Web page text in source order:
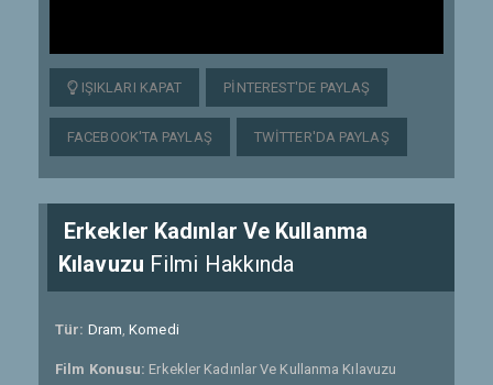
IŞIKLARI KAPAT PINTEREST'DE PAYLAŞ
FACEBOOK'TA PAYLAŞ TWITTER'DA PAYLAŞ
Erkekler Kadınlar Ve Kullanma
Kılavuzu Filmi Hakkında
Tür: Dram,Komedi
Film Konusu: Erkekler Kadınlar Ve Kullanma Kılavuzu